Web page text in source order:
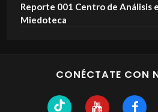
Reporte 001 Centro de Análisis
Miedoteca
CONÉCTATE CON